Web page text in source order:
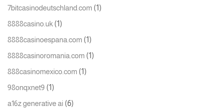
7bitcasinodeutschland.com (1)
8888casino.uk (1)
8888casinoespana.com (1)
8888casinoromania.com (1)
888casinomexico.com (1)
98onqxnet9 (1)
a16z generative ai (6)